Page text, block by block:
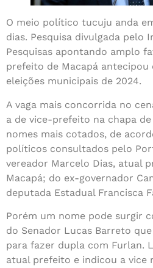
O meio político tucuju anda
dias. Pesquisa divulgada pelo
Pesquisas apontando amplo
prefeito de Macapá antecipou
eleições municipais de 2024.
A vaga mais concorrida no
a de vice-prefeito na chapa
nomes mais cotados, de
políticos consultados pelo
vereador Marcelo Dias, atual
Macapá; do ex-governador
deputada Estadual Francisca
Porém um nome pode surgir
do Senador Lucas Barreto
para fazer dupla com Furlan.
atual prefeito e indicou a vice